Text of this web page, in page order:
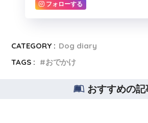
フォローする
CATEGORY : Dog diary
TAGS :
おでかけ
おすすめの記